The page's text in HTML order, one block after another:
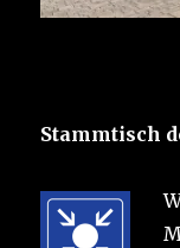
Stammtisch